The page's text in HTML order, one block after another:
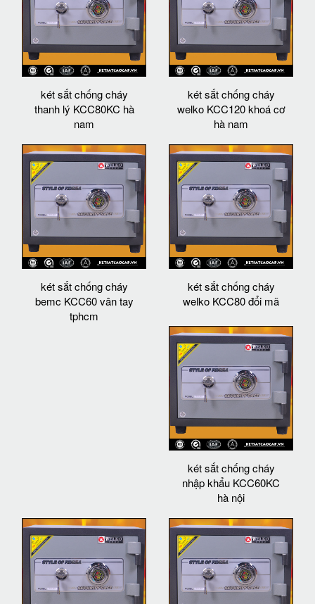
két sắt chống cháy
thanh lý KCC80KC hà
nam
két sắt chống cháy
welko KCC120 khoá cơ
hà nam
két sắt chống cháy
bemc KCC60 vân tay
tphcm
két sắt chống cháy
welko KCC80 đổi mã
két sắt chống cháy
nhập khẩu KCC60KC
hà nội